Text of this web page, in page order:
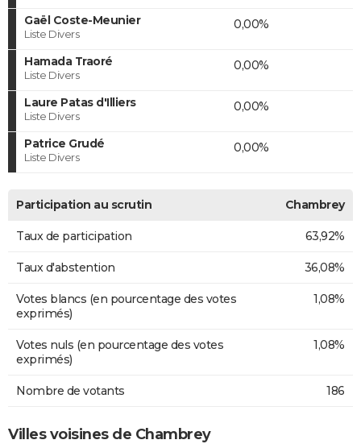
Gaël Coste-Meunier
Liste Divers
0,00%
Hamada Traoré
Liste Divers
0,00%
Laure Patas d'Illiers
Liste Divers
0,00%
Patrice Grudé
Liste Divers
0,00%
Participation au scrutin Chambrey
Taux de participation 63,92%
Taux d'abstention 36,08%
Votes blancs (en pourcentage des votes
exprimés)
1,08%
Votes nuls (en pourcentage des votes
exprimés)
1,08%
Nombre de votants 186
Villes voisines de Chambrey